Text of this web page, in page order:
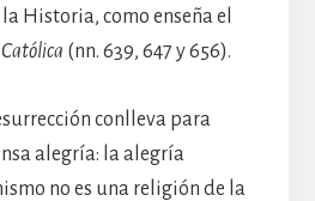
Historia, como enseña el
(nn. 639, 647 y 656).
conlleva para
alegría: la alegría
no es una religión de la